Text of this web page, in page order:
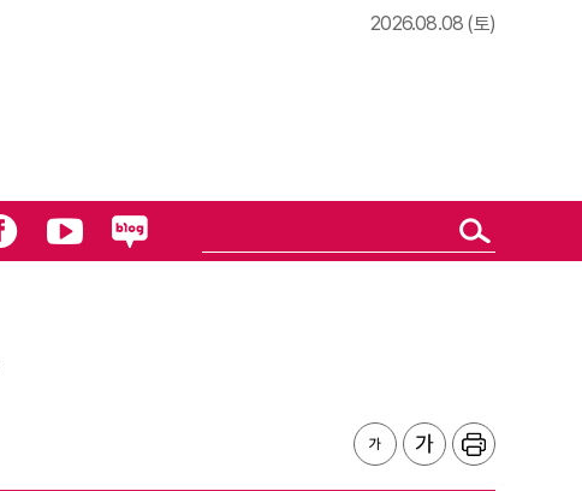
2026.08.08 (토)